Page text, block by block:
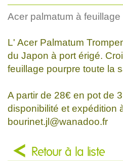
Acer palmatum à feuillage
L' Acer Palmatum
du Japon à port érigé.
feuillage pourpre toute la
A partir de 28€ en pot de
disponibilité et expédition
bourinet.jl@wanadoo.fr
Retour à la liste